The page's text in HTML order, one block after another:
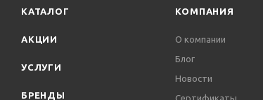
КАТАЛОГ
АКЦИИ
УСЛУГИ
БРЕНДЫ
КОМПАНИЯ
О компании
Блог
Новости
Сертификаты